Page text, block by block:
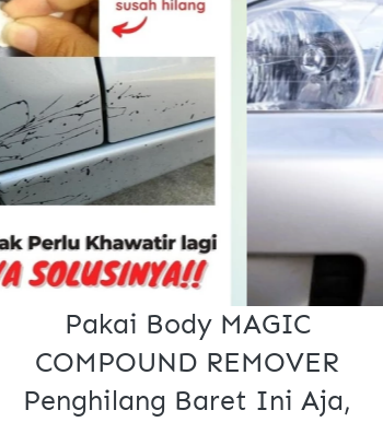
Pakai Body MAGIC
COMPOUND REMOVER
Penghilang Baret Ini Aja,